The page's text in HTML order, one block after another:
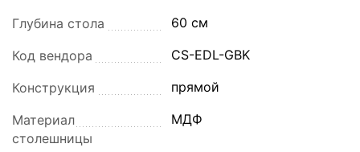
Глубина стола 60 см
Код вендора CS-EDL-GBK
Конструкция прямой
Материал
столешницы
МДФ